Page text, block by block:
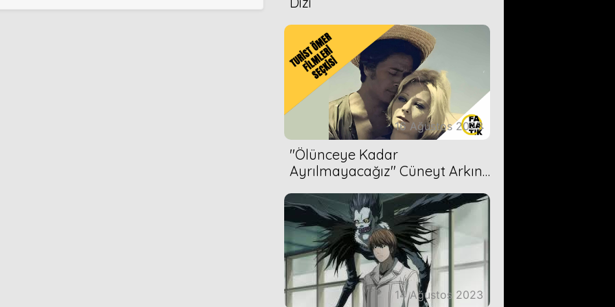
16 Ağustos 2023
''Ölünceye Kadar
Ayrılmayacağız'' Cüneyt Arkın-
14 Ağustos 2023